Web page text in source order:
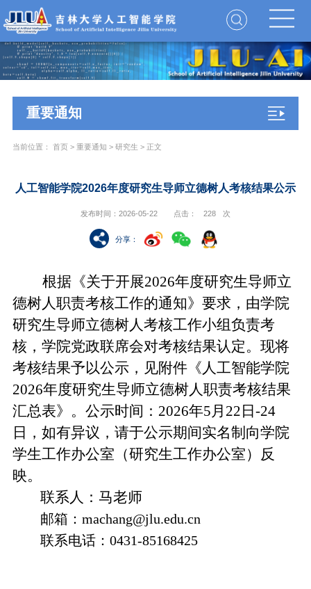
重要通知
当前位置： 首页 > 重要通知 > 研究生 > 正文
人工智能学院2026年度研究生导师立德树人考核结果公示
发布时间：2026-05-22 点击： 228 次
分享：
根据《关于开展2026年度研究生导师立
德树人职责考核工作的通知》要求，由学院
研究生导师立德树人考核工作小组负责考
核，学院党政联席会对考核结果认定。现将
考核结果予以公示，见附件《人工智能学院
2026年度研究生导师立德树人职责考核结果
汇总表》。公示时间：2026年5月22日-24
日，如有异议，请于公示期间实名制向学院
学生工作办公室（研究生工作办公室）反
映。
联系人：马老师
邮箱：machang@jlu.edu.cn
联系电话：0431-85168425